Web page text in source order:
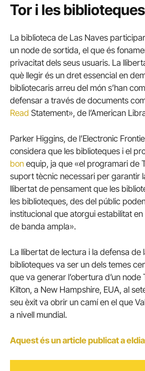
Tor i les
La biblioteca de Las Naves
un node de sortida, el que és
privacitat dels seus usuaris. La
què llegir és un dret essencial en
bibliotecaris arreu del món s’han
defensar a través de documents
Read Statement», de l’American
Parker Higgins, de l’Electronic
considera que les biblioteques i el
bon equip, ja que «el programari de
suport tècnic necessari per garantir
llibertat de pensament que les
les biblioteques, des del públic
institucional que atorgui estabilitat
de banda ampla».
La llibertat de lectura i la defensa de
biblioteques va ser un dels temes
que va generar l’obertura d’un node
Kilton, a New Hampshire, EUA, al
seu èxit va obrir un camí en el que
a nivell mundial.
Aquest és un article publicat a